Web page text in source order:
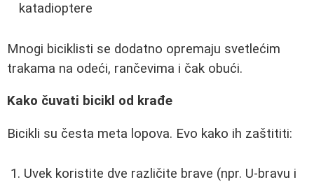
katadioptere
Mnogi biciklisti se dodatno opremaju svetlećim
trakama na odeći, rančevima i čak obući.
Kako čuvati bicikl od krađe
Bicikli su česta meta lopova. Evo kako ih zaštititi:
Uvek koristite dve različite brave (npr. U-bravu i